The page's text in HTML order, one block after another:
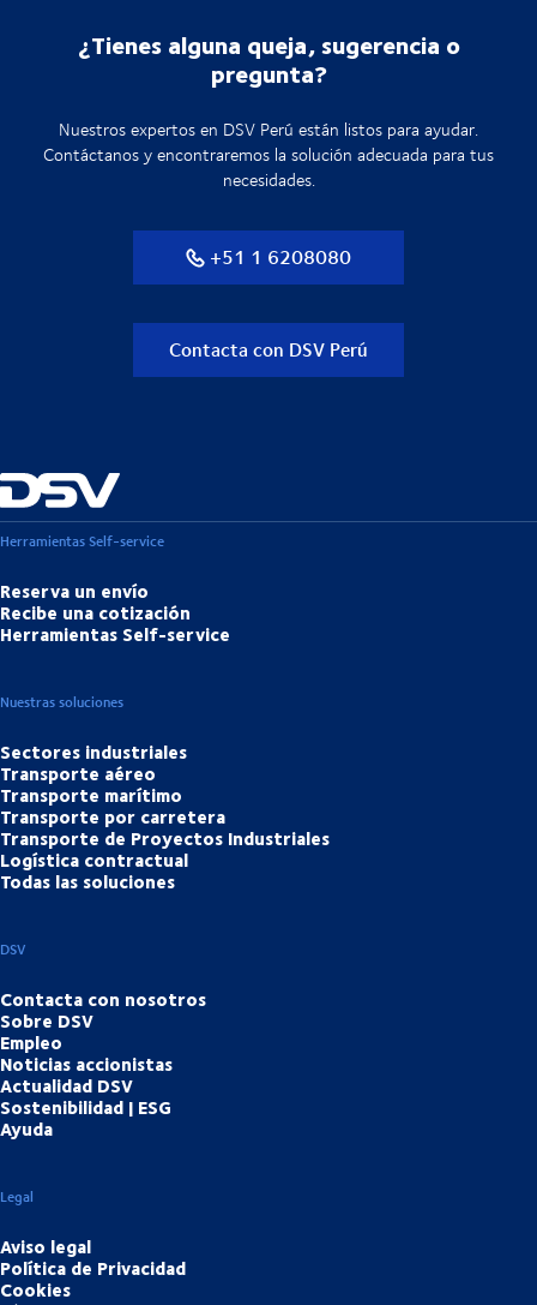
¿Tienes alguna queja, sugerencia o
pregunta?
Nuestros expertos en DSV Perú están listos para ayudar.
Contáctanos y encontraremos la solución adecuada para tus
necesidades.
+51 1 6208080
Contacta con DSV Perú
Herramientas Self-service
Reserva un envío
Recibe una cotización
Herramientas Self-service
Nuestras soluciones
Sectores industriales
Transporte aéreo
Transporte marítimo
Transporte por carretera
Transporte de Proyectos Industriales
Logística contractual
Todas las soluciones
DSV
Contacta con nosotros
Sobre DSV
Empleo
Noticias accionistas
Actualidad DSV
Sostenibilidad | ESG
Ayuda
Legal
Aviso legal
Política de Privacidad
Cookies